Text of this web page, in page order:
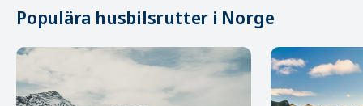
Populära husbilsrutter i Norge